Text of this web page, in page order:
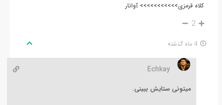
کلاه قرمزی>>>>>>>>>>> آواتار
2
4 ماه گذشته
Echkay
میتونی ستایش ببینی.